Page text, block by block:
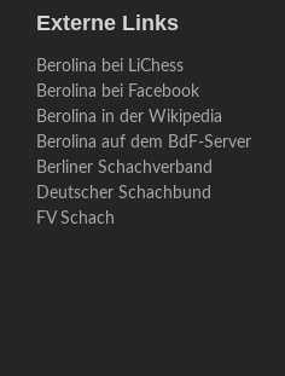
Externe Links
Berolina bei LiChess
Berolina bei Facebook
Berolina in der Wikipedia
Berolina auf dem BdF-Server
Berliner Schachverband
Deutscher Schachbund
FV Schach